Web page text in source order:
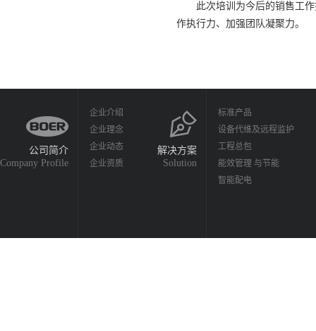
此次培训为今后的销售工作
作执行力、加强团队凝聚力。
公司简介
Company Profile
企业介绍
企业理念
企业动态
企业资质
解决方案
Solution
标准产品
设备代维及远程监护
工程总包
能效管理 与节能
智能配电